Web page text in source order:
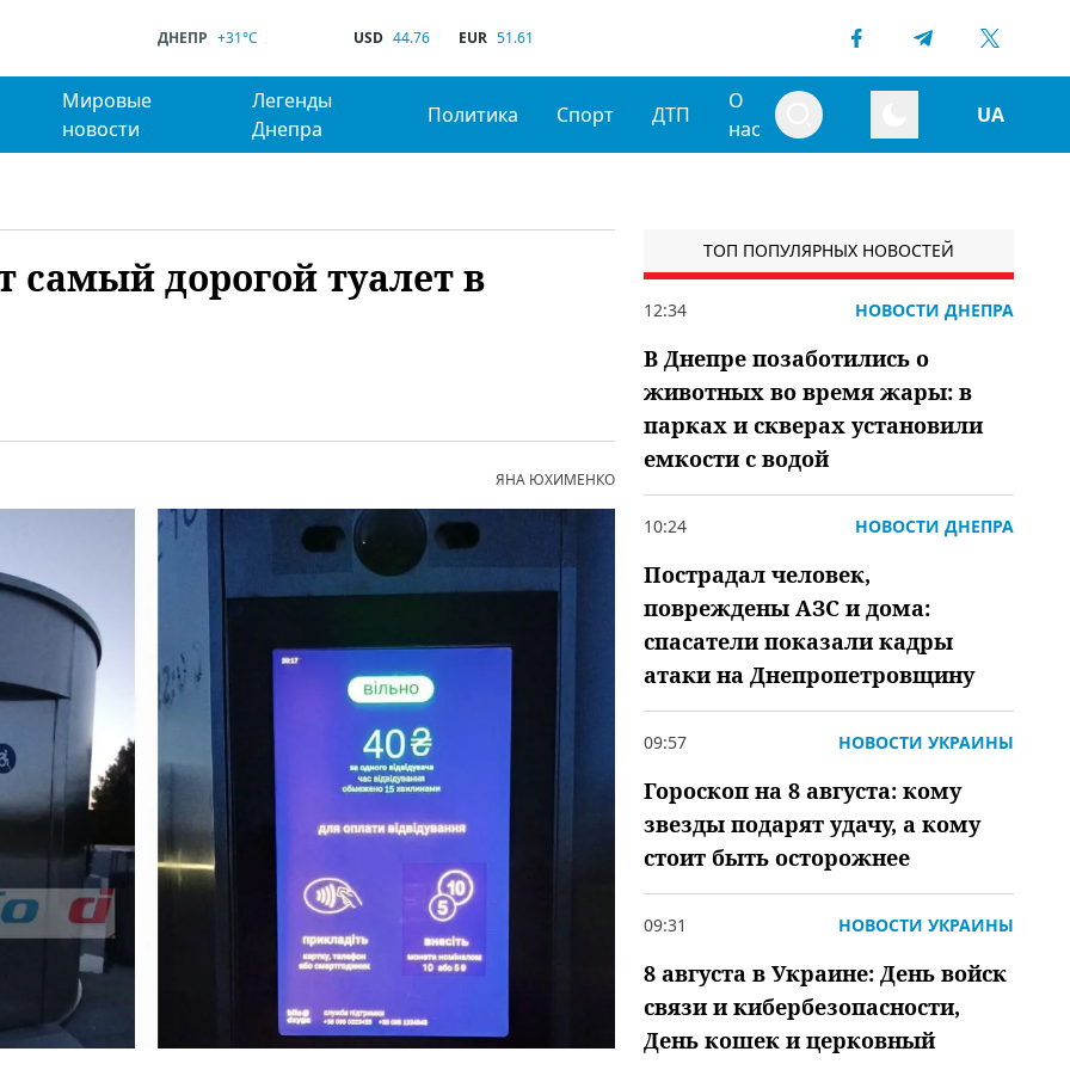
ДНЕПР +31°C USD 44.76 EUR 51.61
Мировые
новости
Легенды
Днепра
Политика Спорт ДТП
О
нас
UA
самый дорогой туалет в
ЯНА ЮХИМЕНКО
ТОП ПОПУЛЯРНЫХ НОВОСТЕЙ
12:34 НОВОСТИ ДНЕПРА
В Днепре позаботились о
животных во время жары: в
парках и скверах установили
емкости с водой
10:24 НОВОСТИ ДНЕПРА
Пострадал человек,
повреждены АЗС и дома:
спасатели показали кадры
атаки на Днепропетровщину
09:57 НОВОСТИ УКРАИНЫ
Гороскоп на 8 августа: кому
звезды подарят удачу, а кому
стоит быть осторожнее
09:31 НОВОСТИ УКРАИНЫ
8 августа в Украине: День войск
связи и кибербезопасности,
День кошек и церковный